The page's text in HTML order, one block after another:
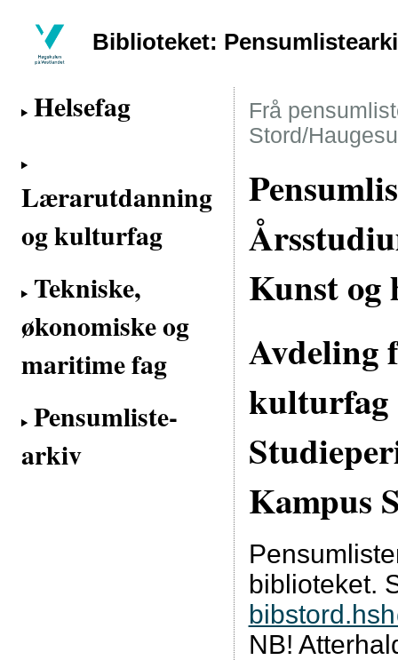
Biblioteket:
Helsefag
Lærarutdanning
og kulturfag
Tekniske,
økonomiske og
maritime fag
Pensumliste-
arkiv
Frå
Stord/
Kunst og
Avdeling
kulturfag
Kampus
biblioteket.
NB!